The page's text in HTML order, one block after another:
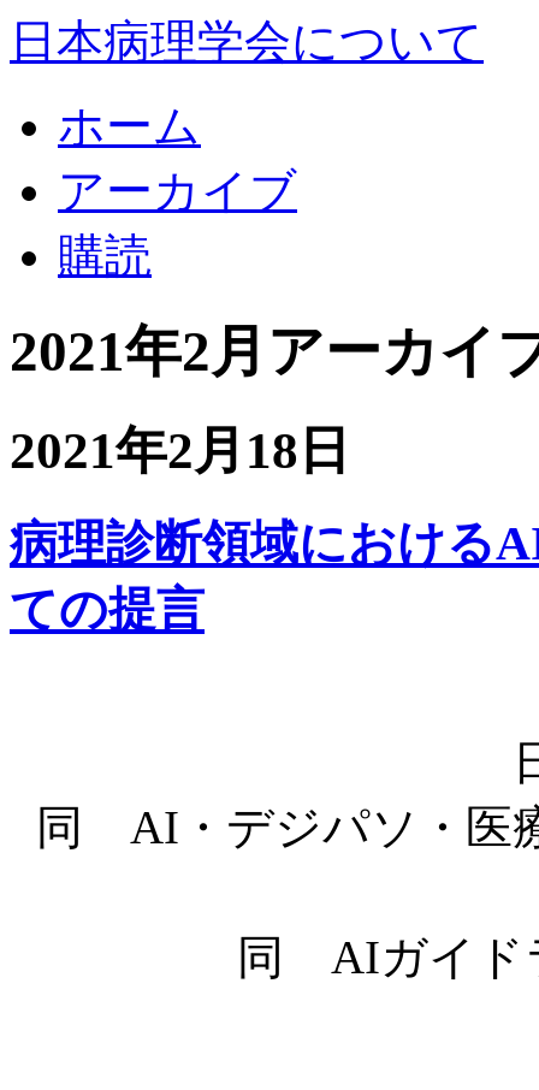
日本病理学会について
ホーム
アーカイブ
購読
2021年2月アーカイ
2021年2月18日
病理診断領域における
ての提言
同 AI・デジパソ・
同 AIガイド